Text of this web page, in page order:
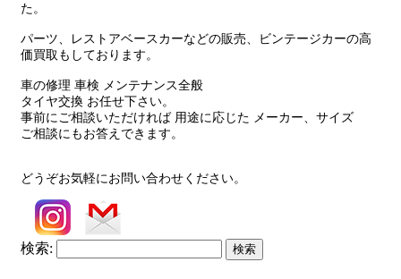
た。
パーツ、レストアベースカーなどの販売、ビンテージカーの高
価買取もしております。
車の修理 車検 メンテナンス全般
タイヤ交換 お任せ下さい。
事前にご相談いただければ 用途に応じた メーカー、サイズ
ご相談にもお答えできます。
どうぞお気軽にお問い合わせください。
検索: